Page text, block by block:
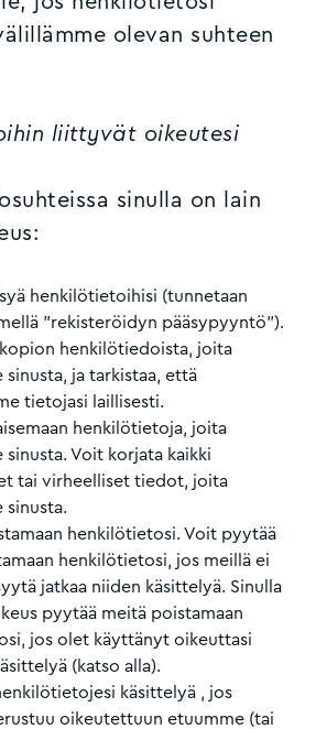
olevan suhteen
liittyvät oikeutesi
sinulla on lain
henkilötietoihisi (tunnetaan
"rekisteröidyn pääsypyyntö").
henkilötiedoista, joita
sinusta, ja tarkistaa, että
tietojasi laillisesti.
henkilötietoja, joita
sinusta. Voit korjata kaikki
tai virheelliset tiedot, joita
sinusta.
henkilötietosi. Voit pyytää
henkilötietosi, jos meillä ei
jatkaa niiden käsittelyä. Sinulla
pyytää meitä poistamaan
jos olet käyttänyt oikeuttasi
(katso alla).
käsittelyä , jos
oikeutettuun etuumme (tai